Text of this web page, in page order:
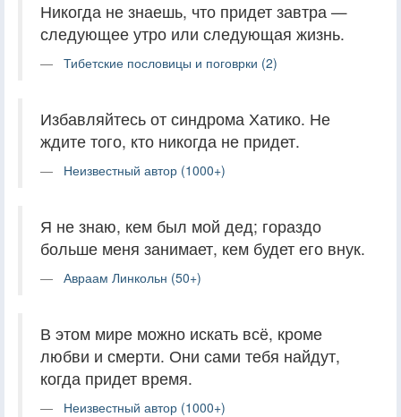
Никогда не знаешь, что придет завтра —
следующее утро или следующая жизнь.
Тибетские пословицы и поговрки (2)
Избавляйтесь от синдрома Хатико. Не
ждите того, кто никогда не придет.
Неизвестный автор (1000+)
Я не знаю, кем был мой дед; гораздо
больше меня занимает, кем будет его внук.
Авраам Линкольн (50+)
В этом мире можно искать всё, кроме
любви и смерти. Они сами тебя найдут,
когда придет время.
Неизвестный автор (1000+)